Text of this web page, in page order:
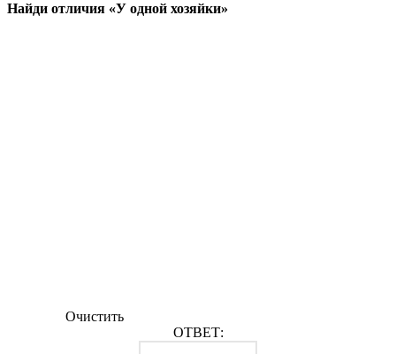
Найди отличия «У одной хозяйки»
Очистить
ОТВЕТ: